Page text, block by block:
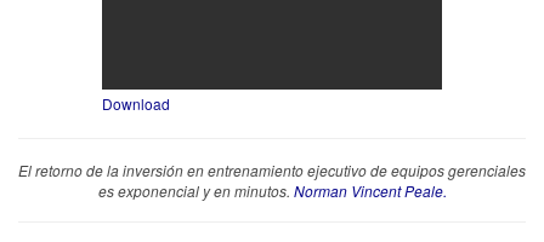
Download
El retorno de la inversión en entrenamiento ejecutivo de equipos gerenciales
es exponencial y en minutos. Norman Vincent Peale.